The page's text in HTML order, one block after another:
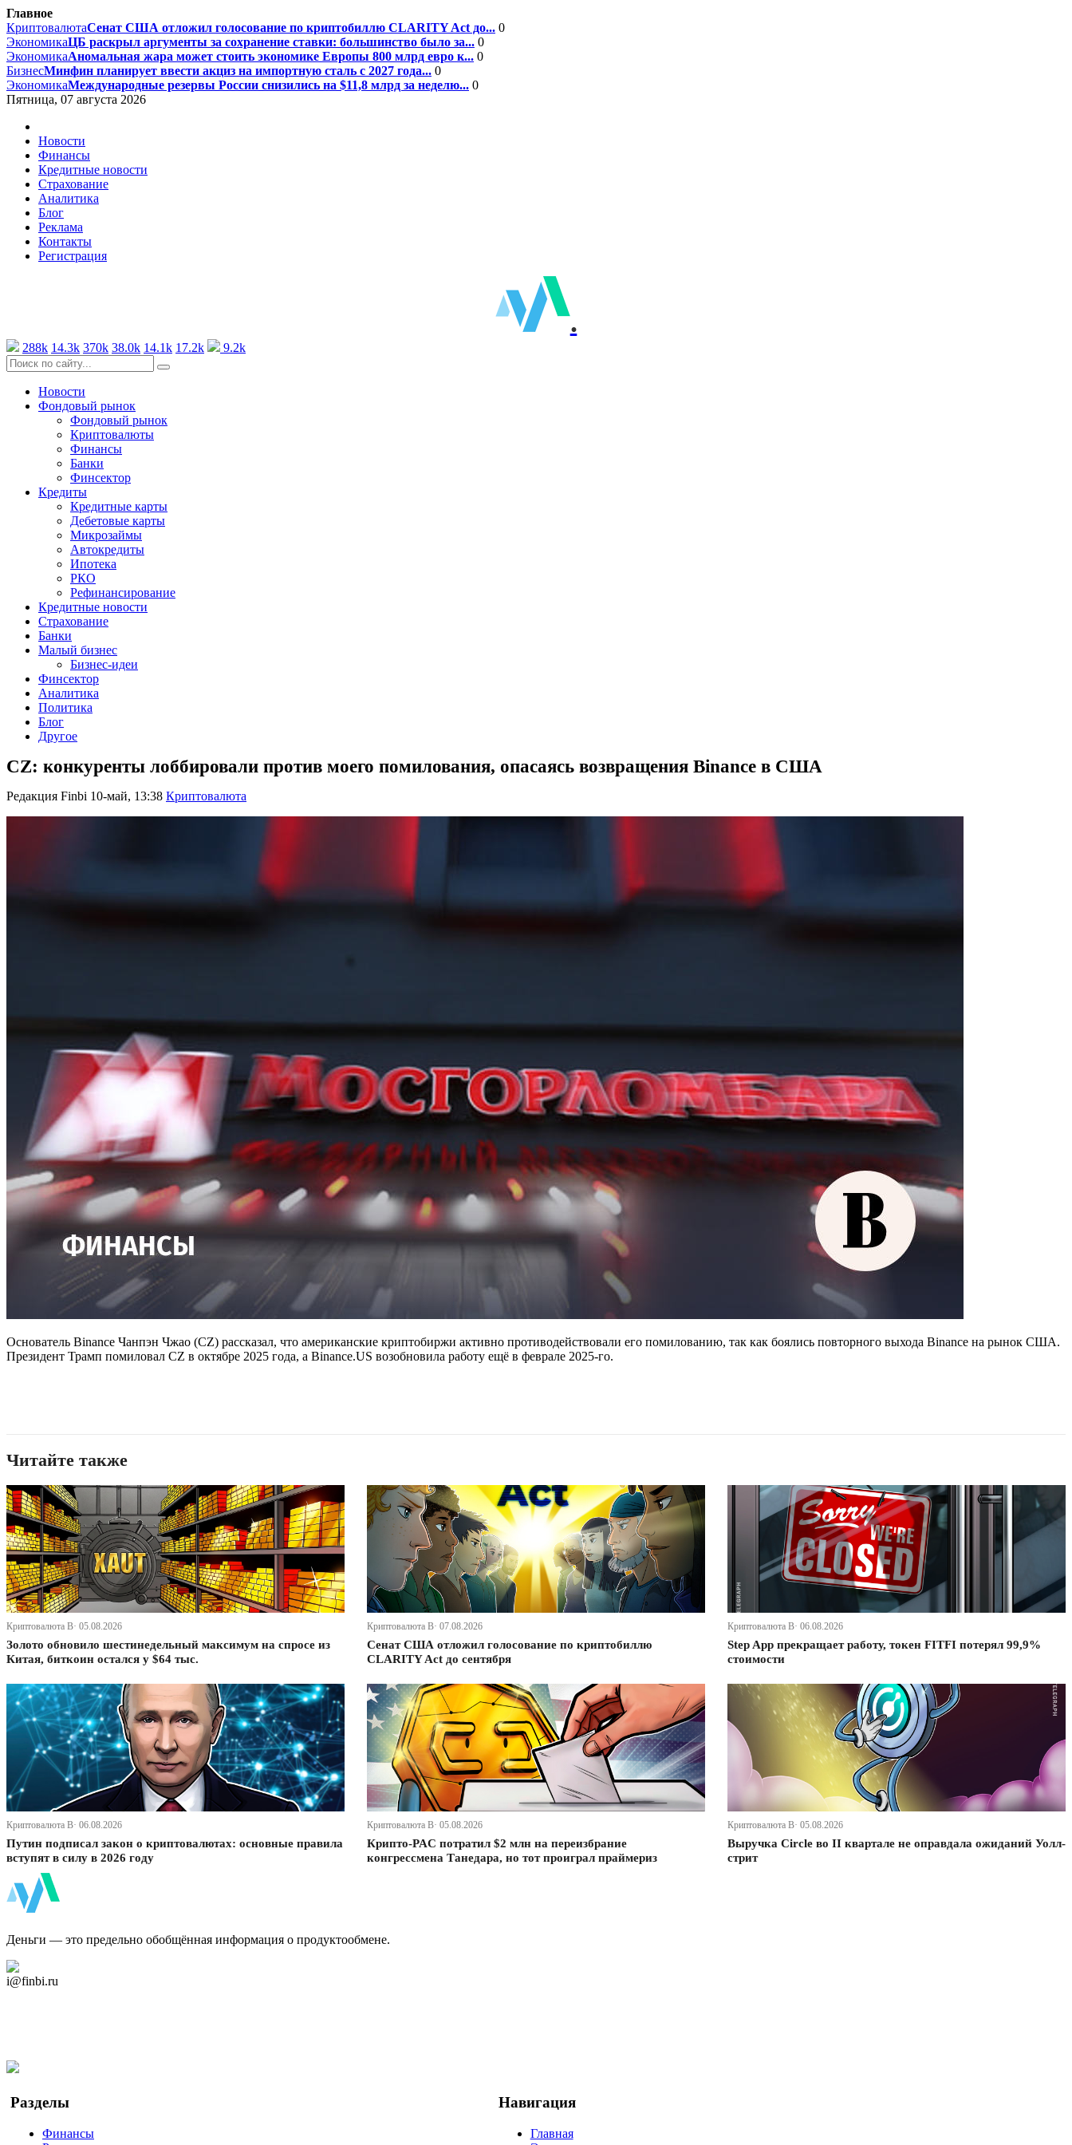
Главное
КриптовалютаСенат США отложил голосование по криптобиллю CLARITY Act до... 0
ЭкономикаЦБ раскрыл аргументы за сохранение ставки: большинство было за... 0
ЭкономикаАномальная жара может стоить экономике Европы 800 млрд евро к... 0
БизнесМинфин планирует ввести акциз на импортную сталь с 2027 года... 0
ЭкономикаМеждународные резервы России снизились на $11,8 млрд за неделю... 0
Пятница, 07 августа 2026
Новости
Финансы
Кредитные новости
Страхование
Аналитика
Блог
Реклама
Контакты
Регистрация
.
288k 14.3k 370k 38.0k 14.1k 17.2k 9.2k
Новости
Фондовый рынок
Фондовый рынок
Криптовалюты
Финансы
Банки
Финсектор
Кредиты
Кредитные карты
Дебетовые карты
Микрозаймы
Автокредиты
Ипотека
РКО
Рефинансирование
Кредитные новости
Страхование
Банки
Малый бизнес
Бизнес-идеи
Финсектор
Аналитика
Политика
Блог
Другое
CZ: конкуренты лоббировали против моего помилования, опасаясь возвращения Binance в США
Редакция Finbi 10-май, 13:38 Криптовалюта
Основатель Binance Чанпэн Чжао (CZ) рассказал, что американские криптобиржи активно противодействовали его помилованию, так как боялись повторного выхода Binance на рынок США.
Президент Трамп помиловал CZ в октябре 2025 года, а Binance.US возобновила работу ещё в феврале 2025-го.
Читайте также
Криптовалюта В· 05.08.2026
Золото обновило шестинедельный максимум на спросе из
Китая, биткоин остался у $64 тыс.
Криптовалюта В· 07.08.2026
Сенат США отложил голосование по криптобиллю
CLARITY Act до сентября
Криптовалюта В· 06.08.2026
Step App прекращает работу, токен FITFI потерял 99,9%
стоимости
Криптовалюта В· 06.08.2026
Путин подписал закон о криптовалютах: основные правила
вступят в силу в 2026 году
Криптовалюта В· 05.08.2026
Крипто-PAC потратил $2 млн на переизбрание
конгрессмена Танедара, но тот проиграл праймериз
Криптовалюта В· 05.08.2026
Выручка Circle во II квартале не оправдала ожиданий Уолл-
стрит
Деньги — это предельно обобщённая информация о продуктообмене.
i@finbi.ru
Разделы
Финансы
Навигация
Главная